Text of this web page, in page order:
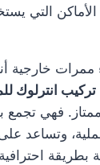
التي
ممرات خارجية
تركيب انترلوك
فهي تجمع
وتساعد
بطريقة